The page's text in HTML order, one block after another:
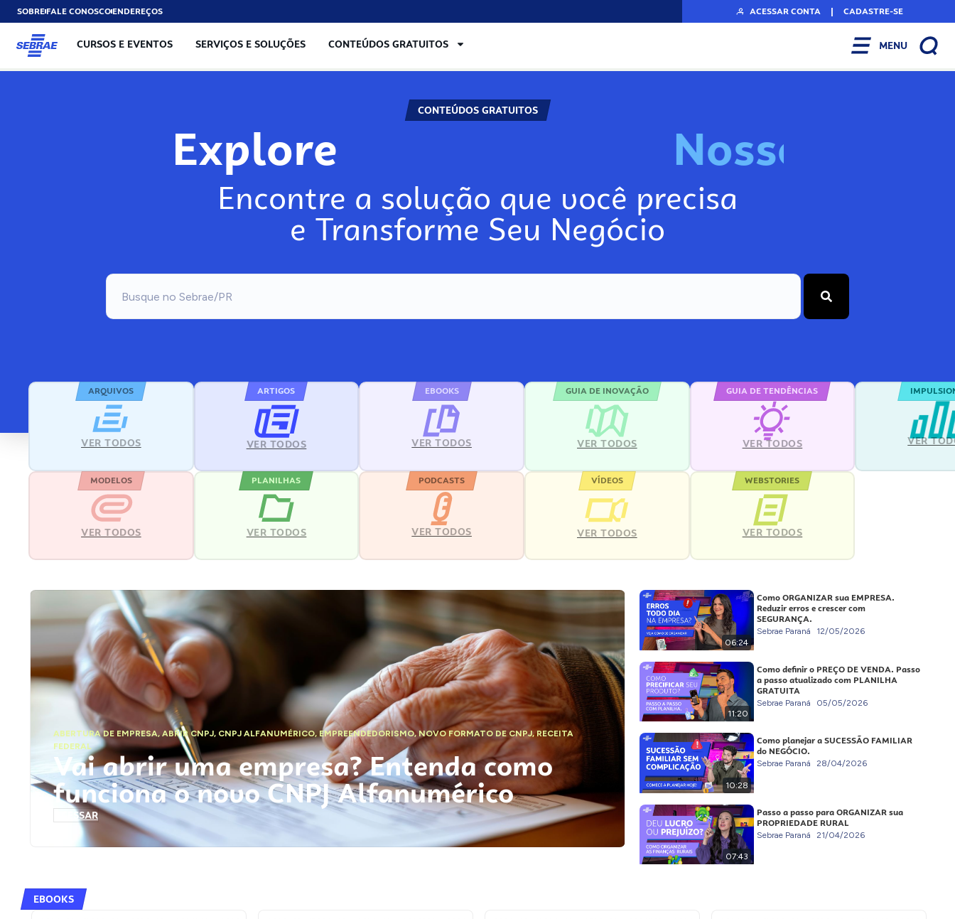
SOBREFALE CONOSCOENDEREÇOS ACESSAR CONTA | CADASTRE-SE
CURSOS E EVENTOS SERVIÇOS E SOLUÇÕES CONTEÚDOS GRATUITOS MENU
CONTEÚDOS GRATUITOS
Explore Nos
Encontre a solução que você precisa
e Transforme Seu Negócio
ARQUIVOS
VER TODOS
ARTIGOS
VER TODOS
EBOOKS
VER TODOS
GUIA DE INOVAÇÃO
VER TODOS
GUIA DE TENDÊNCIAS
VER TODOS VER
MODELOS
VER TODOS
PLANILHAS
VER TODOS
PODCASTS
VER TODOS
VÍDEOS
VER TODOS
WEBSTORIES
VER TODOS
ABERTURA DE EMPRESA,ABRIR CNPJ, CNPJ ALFANUMÉRICO, EMPREENDEDORISMO,NOVO FORMATO DE CNPJ,RECEITA
FEDERAL
Vai abrir uma empresa? Entenda como
funciona o novo CNPJ Alfanumérico
ACESSAR
06:24
Como ORGANIZAR sua EMPRESA.
Reduzir erros e crescer com
SEGURANÇA.
Sebrae Paraná 12/05/2026
11:20
Como definir o PREÇO DE VENDA. Passo
a passo atualizado com PLANILHA
GRATUITA
Sebrae Paraná 05/05/2026
10:28
Como planejar a SUCESSÃO FAMILIAR
do NEGÓCIO.
Sebrae Paraná 28/04/2026
07:43
Passo a passo para ORGANIZAR sua
PROPRIEDADE RURAL
Sebrae Paraná 21/04/2026
EBOOKS